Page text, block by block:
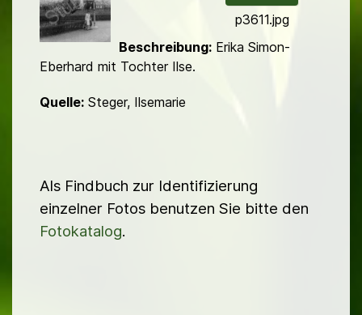
d
p3611.jpg
Beschreibung:Erika Simon-
Eberhard mit Tochter Ilse.
Quelle: Steger, Ilsemarie
Als Findbuch zur Identifizierung
einzelner Fotos benutzen Sie bitte den
Fotokatalog.